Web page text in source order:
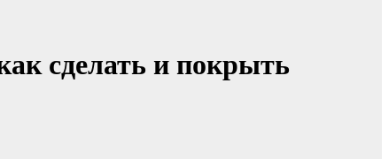
сделать и покрыть